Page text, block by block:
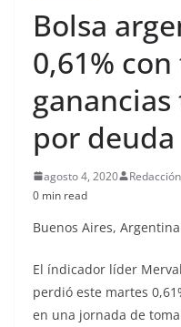
Bolsa
0,61%
por deuda
agosto 4, 2020
0 min read
Buenos Aires, Argentina
El índicador líder
perdió este martes
en una jornada de